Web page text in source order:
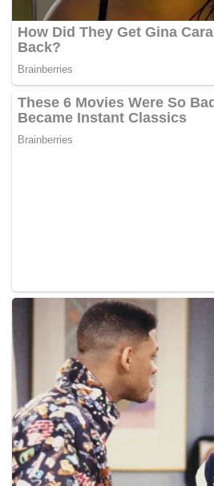
Proses penyidikan ini akan
sepanjang terdapat fakta baru
dengan perkara. Dalam
Penyidik PPNS Ditjen Gakkum
independen dan bebas dari
menjamin akuntabilitas,
keadilan.